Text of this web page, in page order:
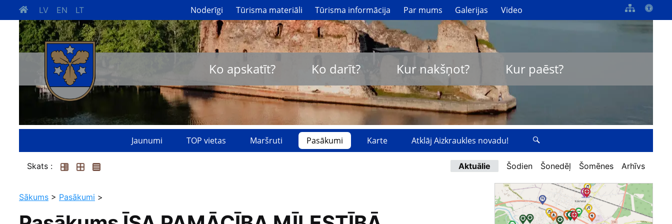
LV EN LT Noderīgi Tūrisma materiāli Tūrisma informācija Par mums Galerijas Video
Ko apskatīt? Ko darīt? Kur nakšņot? Kur paēst?
Jaunumi TOP vietas Maršruti Pasākumi Karte Atklāj Aizkraukles novadu!
Skats : Aktuālie Šodien Šonedēļ Šomēnes Arhīvs
Sākums > Pasākumi >